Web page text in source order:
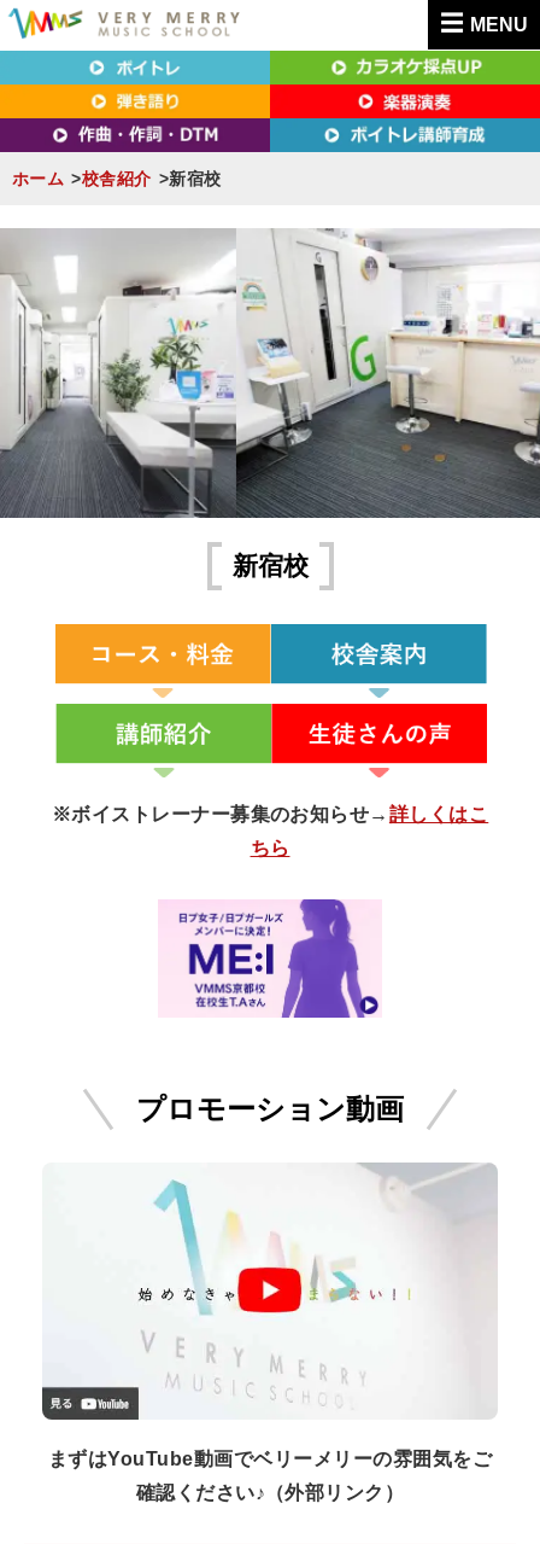
MENU
i
t
東京（新宿・八王子）・横浜・名古屋・京都で
「本気」になれるボイトレ教室｜VERY MERRY
MUSIC SCHOOL（ベリーメリー）
東京（新宿・八王子）・横浜・名古屋・京都で「本気」になれるボイトレ教室｜
VERY MERRY MUSIC SCHOOL（ベリーメリー）
ホーム 校舎紹介 新宿校
新宿校
※ボイストレーナー募集のお知らせ→ 詳しくはこ
ちら
プロモーション動画
まずはYouTube動画でベリーメリーの雰囲気をご
確認ください♪（外部リンク）